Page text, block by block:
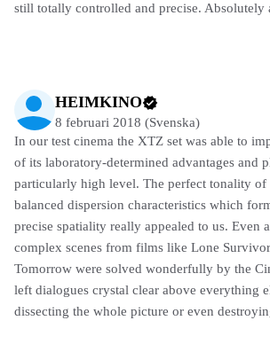
still totally controlled and precise. Absolutely
HEIMKINO
8 februari 2018 (Svenska)
In our test cinema the XTZ set was able to
of its laboratory-determined advantages and
particularly high level. The perfect tonality of
balanced dispersion characteristics which
precise spatiality really appealed to us. Even
complex scenes from films like Lone
Tomorrow were solved wonderfully by the
left dialogues crystal clear above everything
dissecting the whole picture or even